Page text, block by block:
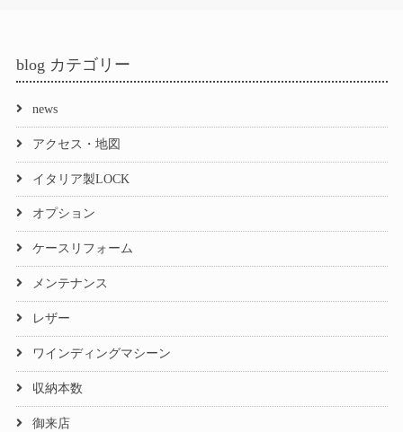
blog カテゴリー
news
アクセス・地図
イタリア製LOCK
オプション
ケースリフォーム
メンテナンス
レザー
ワインディングマシーン
収納本数
御来店